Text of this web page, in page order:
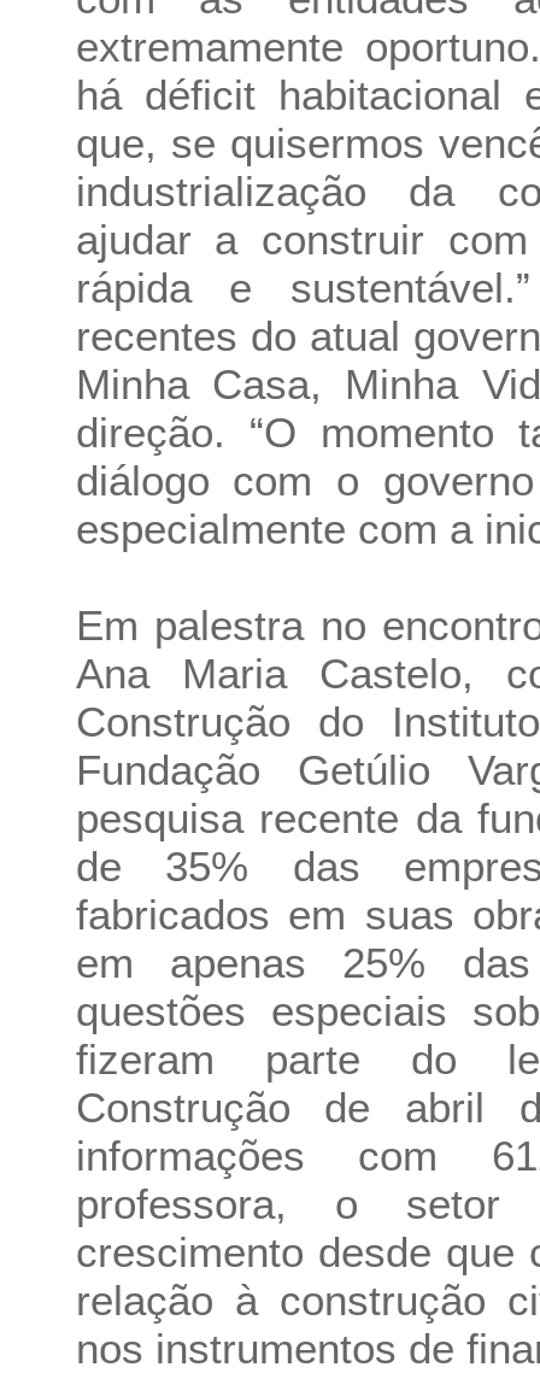
extremamente
há déficit habitacional
que, se quisermos
industrialização da
ajudar a construir
rápida e
recentes do atual
Minha Casa, Minha
direção. “O momento
diálogo com o
especialmente com a
Em palestra no
Ana Maria Castelo,
Construção do
Fundação Getúlio
pesquisa recente da
de 35% das
fabricados em suas
em apenas 25%
questões especiais
fizeram parte do
Construção de abril
informações com
professora, o
crescimento desde que
relação à construção
nos instrumentos de